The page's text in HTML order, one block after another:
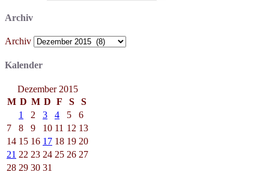
Archiv
Archiv
Kalender
Dezember 2015
M D M D F S
S
1
2 3 4 5
6
7
8 9 10 11 12 13
14 15 16 17 18 19 20
21 22 23 24 25 26 27
28 29 30 31